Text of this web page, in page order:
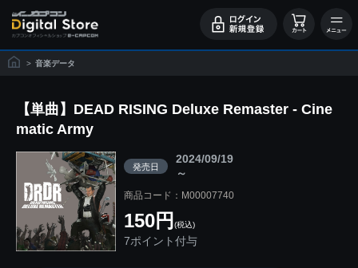
> 音楽データ
【単曲】DEAD RISING Deluxe Remaster - Cine
matic Army
発売日
2024/09/19
～
商品コード：M00007740
150円 (税込)
7ポイント付与